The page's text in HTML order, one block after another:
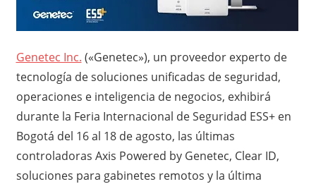
Genetec Inc. («Genetec»), un proveedor experto de
tecnología de soluciones unificadas de seguridad,
operaciones e inteligencia de negocios, exhibirá
durante la Feria Internacional de Seguridad ESS+ en
Bogotá del 16 al 18 de agosto, las últimas
controladoras Axis Powered by Genetec, Clear ID,
soluciones para gabinetes remotos y la última